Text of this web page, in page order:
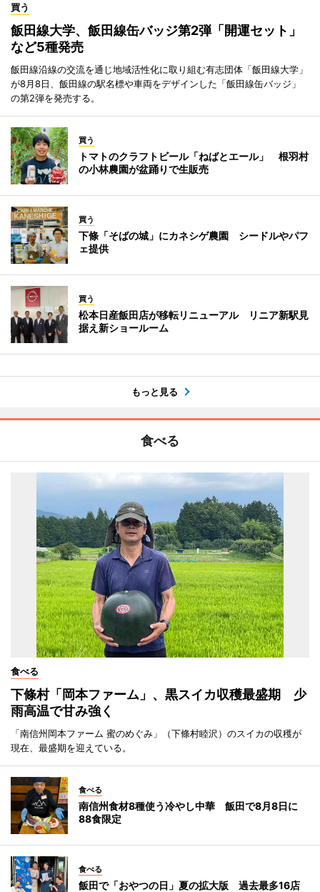
買う
飯田線大学、飯田線缶バッジ第2弾「開運セット」
など5種発売
飯田線沿線の交流を通じ地域活性化に取り組む有志団体「飯田線大学」
が8月8日、飯田線の駅名標や車両をデザインした「飯田線缶バッジ」
の第2弾を発売する。
買う
トマトのクラフトビール「ねばとエール」 根羽村
の小林農園が盆踊りで生販売
買う
下條「そばの城」にカネシゲ農園 シードルやパフ
ェ提供
買う
松本日産飯田店が移転リニューアル リニア新駅見
据え新ショールーム
もっと見る
食べる
食べる
下條村「岡本ファーム」、黒スイカ収穫最盛期 少
雨高温で甘み強く
「南信州岡本ファーム 蜜のめぐみ」（下條村睦沢）のスイカの収穫が
現在、最盛期を迎えている。
食べる
南信州食材8種使う冷やし中華 飯田で8月8日に
88食限定
食べる
飯田で「おやつの日」夏の拡大版 過去最多16店